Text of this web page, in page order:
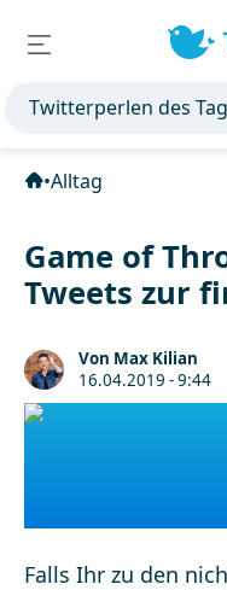
Twitterperlen des
•Alltag
Game of
Tweets zur
Von Max Kilian
16.04.2019 - 9:44
Falls Ihr zu den